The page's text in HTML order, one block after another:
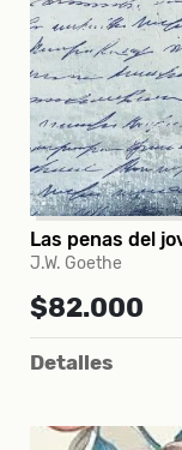
Las penas del
J.W. Goethe
$82.000
Detalles